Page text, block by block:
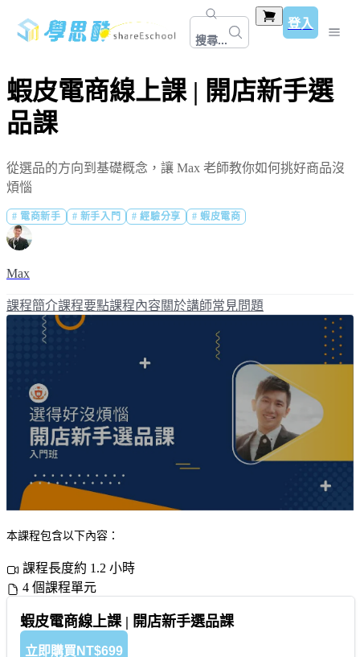
搜尋...
登入
蝦皮電商線上課 | 開店新手選
品課
從選品的方向到基礎概念，讓 Max 老師教你如何挑好商品沒
煩惱
# 電商新手 # 新手入門 #經驗分享 #蝦皮電商
Max
課程簡介課程要點課程內容關於講師常見問題
本課程包含以下內容：
課程長度約 1.2 小時
4 個課程單元
蝦皮電商線上課 | 開店新手選品課
立即購買 NT$699